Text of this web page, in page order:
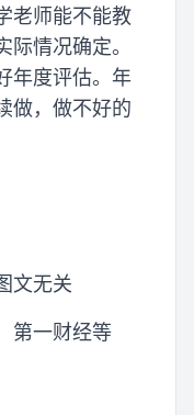
老师能不能教
情况确定。
年度评估。年
做，做不好的
文无关
第一财经等